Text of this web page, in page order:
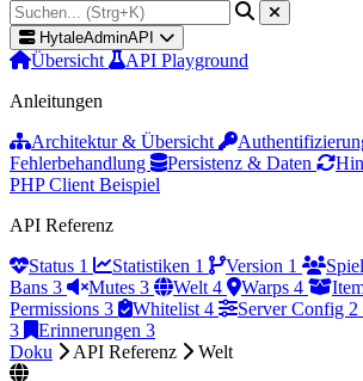
HytaleAdminAPI
Übersicht
API Playground
Anleitungen
Architektur & Übersicht
Fehlerbehandlung
Persistenz & Daten
PHP Client Beispiel
API Referenz
Status 1 Statistiken 1 Version 1
Bans 3 Mutes 3 Welt 4 Warps 4
Permissions 3 Whitelist 4 Server Config 2
3
Erinnerungen 3
Doku
API Referenz Welt